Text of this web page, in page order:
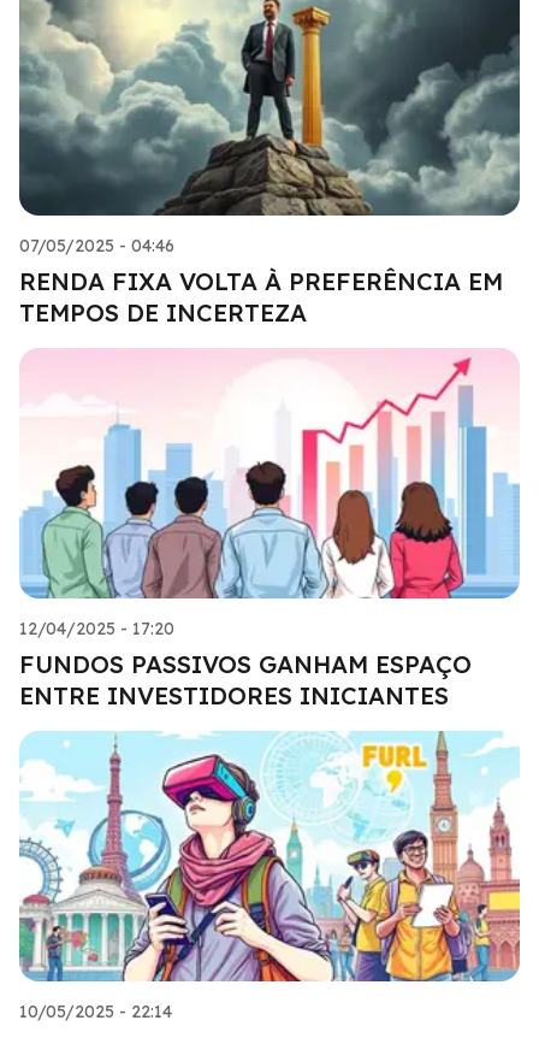
07/05/2025 - 04:46
RENDA FIXA VOLTA À PREFERÊNCIA EM
TEMPOS DE INCERTEZA
12/04/2025 - 17:20
FUNDOS PASSIVOS GANHAM ESPAÇO
ENTRE INVESTIDORES INICIANTES
10/05/2025 - 22:14